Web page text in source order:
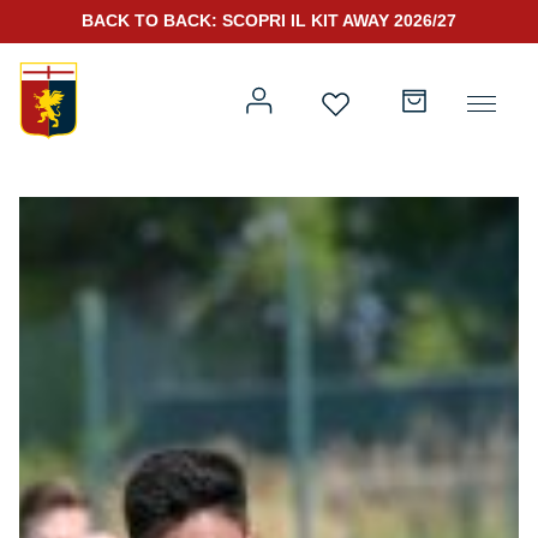
Prima squadra
Genoa for Special
Kit Gara 2026/27
Rappresentanza
Kit Gara 25/26
BACK TO BACK: SCOPRI IL KIT AWAY 2026/27